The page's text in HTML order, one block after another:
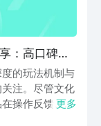
：高口碑、
的玩法机制与
注。尽管文化
操作反馈、画
准。本文精选
更多